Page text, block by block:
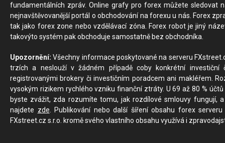
fundamentálních zpráv. Online grafy pro forex můžete sledovat
nejnavštěvovanější portál o obchodování na forexu u nás. Forex
tak jako forex zone nebo vzdělávací zóna. Forex robot je jiný
takovýto systém pak obchoduje samostatně bez obchodníka.
Upozornění: Všechny informace poskytované na serveru
trzích a neslouží v žádném případě coby konkrétní investiční
registrovanými brokery či investičním poradcem ani makléřem.
vysokým rizikem rychlého vzniku finanční ztráty. U 69 až 80 %
byste zvážit, zda rozumíte tomu, jak rozdílové smlouvy fungují,
najdete zde . Publikování nebo další šíření obsahu forex
FXstreet.cz s.r.o. kromě svého vlastního obsahu využívá i